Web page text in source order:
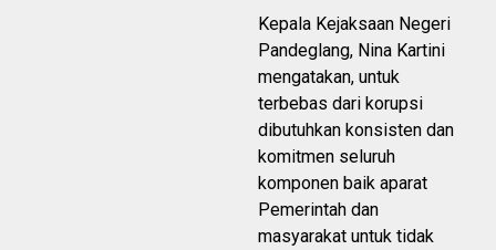
Kepala Kejaksaan Negeri
Pandeglang, Nina Kartini
mengatakan, untuk
terbebas dari korupsi
dibutuhkan konsisten dan
komitmen seluruh
komponen baik aparat
Pemerintah dan
masyarakat untuk tidak